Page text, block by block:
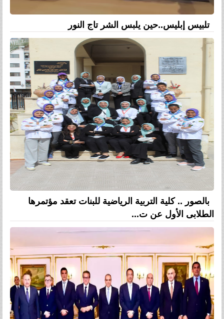
تلبيس إبليس..حين يلبس الشر تاج النور
بالصور .. كلية التربية الرياضية للبنات تعقد مؤتمرها
الطلابى الأول عن ت...